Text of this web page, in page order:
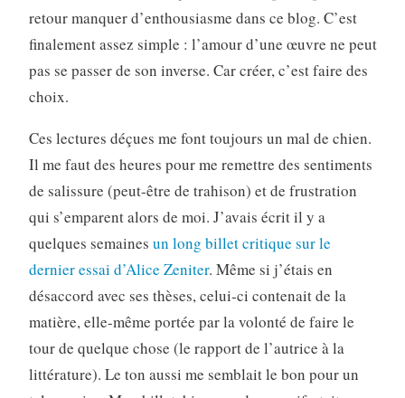
retour manquer d’enthousiasme dans ce blog. C’est
finalement assez simple : l’amour d’une œuvre ne peut
pas se passer de son inverse. Car créer, c’est faire des
choix.
Ces lectures déçues me font toujours un mal de chien.
Il me faut des heures pour me remettre des sentiments
de salissure (peut-être de trahison) et de frustration
qui s’emparent alors de moi. J’avais écrit il y a
quelques semaines un long billet critique sur le
dernier essai d’Alice Zeniter. Même si j’étais en
désaccord avec ses thèses, celui-ci contenait de la
matière, elle-même portée par la volonté de faire le
tour de quelque chose (le rapport de l’autrice à la
littérature). Le ton aussi me semblait le bon pour un